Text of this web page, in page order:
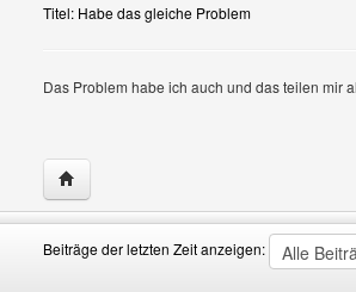
Profile anzeigen
Titel: Habe das gleiche Problem
Das Problem habe ich auch und das teilen mir
Website dieses Benutzers besuchen:
Beiträge der letzten Zeit anzeigen: